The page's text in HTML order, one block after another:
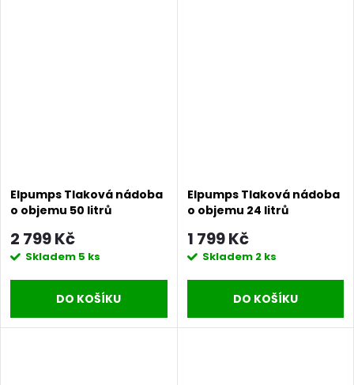
Elpumps Tlaková nádoba
o objemu 50 litrů
2 799 Kč
Skladem 5 ks
DO KOŠÍKU
Elpumps Tlaková nádoba
o objemu 24 litrů
1 799 Kč
Skladem 2 ks
DO KOŠÍKU